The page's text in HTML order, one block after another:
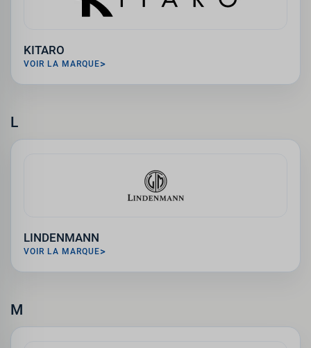
KITARO
VOIR LA MARQUE
L
LINDENMANN
VOIR LA MARQUE
M